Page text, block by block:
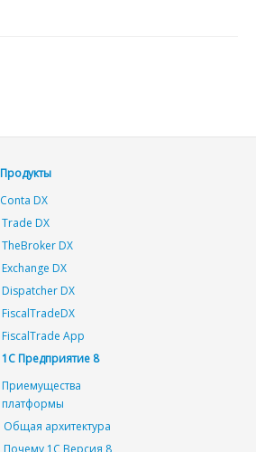
Продукты
Conta DX
Trade DX
TheBroker DX
Exchange DX
Dispatcher DX
FiscalTradeDX
FiscalTrade App
1С Предприятие 8
Приемущества
платформы
Общая архитектура
Почему 1С Версия 8